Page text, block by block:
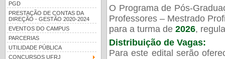
PGD
PRESTAÇÃO DE CONTAS DA
DIREÇÃO - GESTÃO 2020-2024
EVENTOS DO CAMPUS
PARCERIAS
UTILIDADE PÚBLICA
CONCURSOS UFRJ
O Programa de Pós-
Professores – Mestrado
para a turma de 2026,
Distribuição de Vagas:
Para este edital serão